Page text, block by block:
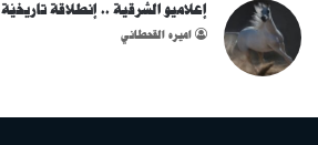
إعلاميو الشرقية .. إنطلاقة تاريخيّة
اميره القحطاني